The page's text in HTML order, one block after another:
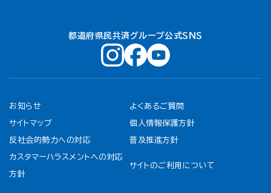
都道府県民共済グループ公式ＳＮＳ
お知らせ よくあるご質問
サイトマップ 個人情報保護方針
反社会的勢力への対応 普及推進方針
カスタマーハラスメントへの対応
方針
サイトのご利用について